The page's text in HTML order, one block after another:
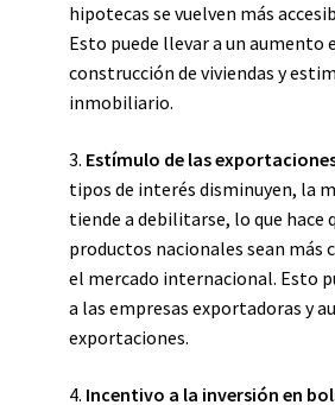
hipotecas se vuelven más
Esto puede llevar a un aumento
construcción de viviendas y
inmobiliario.
3. Estímulo de las
tipos de interés disminuyen, la
tiende a debilitarse, lo que hace
productos nacionales sean más
el mercado internacional. Esto
a las empresas exportadoras y
exportaciones.
4. Incentivo a la inversión en